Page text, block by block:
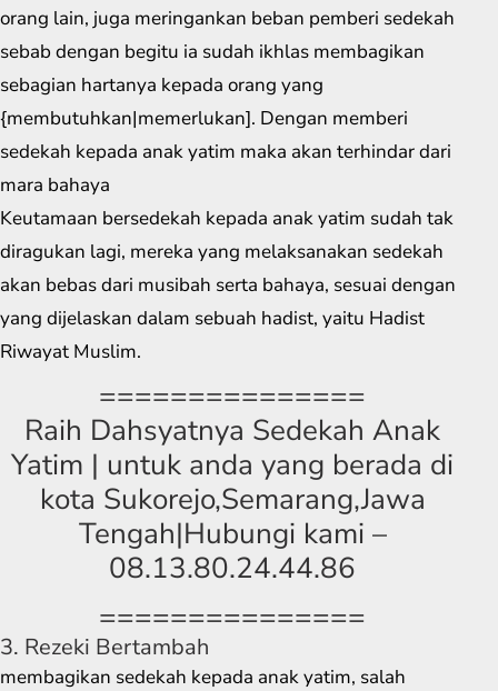
orang lain, juga meringankan beban pemberi sedekah
sebab dengan begitu ia sudah ikhlas membagikan
sebagian hartanya kepada orang yang
{membutuhkan|memerlukan]. Dengan memberi
sedekah kepada anak yatim maka akan terhindar dari
mara bahaya
Keutamaan bersedekah kepada anak yatim sudah tak
diragukan lagi, mereka yang melaksanakan sedekah
akan bebas dari musibah serta bahaya, sesuai dengan
yang dijelaskan dalam sebuah hadist, yaitu Hadist
Riwayat Muslim.
===============
Raih Dahsyatnya Sedekah Anak
Yatim | untuk anda yang berada di
kota Sukorejo,Semarang,Jawa
Tengah|Hubungi kami –
08.13.80.24.44.86
===============
3. Rezeki Bertambah
membagikan sedekah kepada anak yatim, salah